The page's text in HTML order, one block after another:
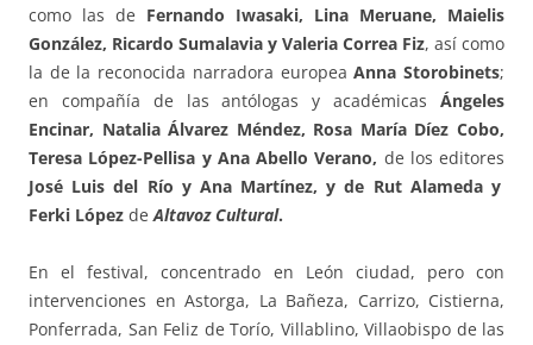
como las de Fernando Iwasaki, Lina Meruane, Maielis
González, Ricardo Sumalavia y Valeria Correa Fiz, así como
la de la reconocida narradora europeaAnna Storobinets;
en compañía de las antólogas y académicas Ángeles
Encinar, Natalia Álvarez Méndez, Rosa María Díez Cobo,
Teresa López-Pellisa y Ana Abello Verano, de los editores
José Luis del Río y Ana Martínez, y de Rut Alameda y
Ferki López deAltavoz Cultural.
En el festival, concentrado en León ciudad, pero con
intervenciones en Astorga, La Bañeza, Carrizo, Cistierna,
Ponferrada, San Feliz de Torío, Villablino, Villaobispo de las